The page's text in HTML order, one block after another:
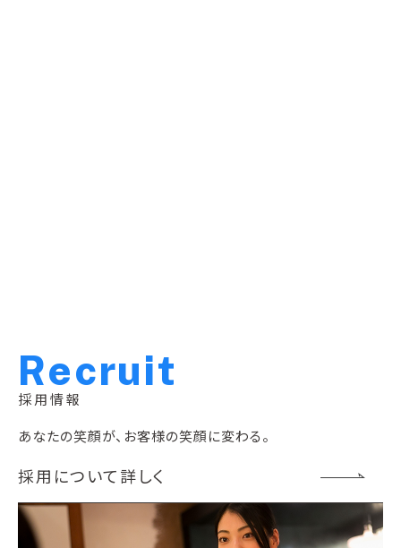
Recruit
採用情報
あなたの笑顔が、お客様の笑顔に変わる。
採用について詳しく